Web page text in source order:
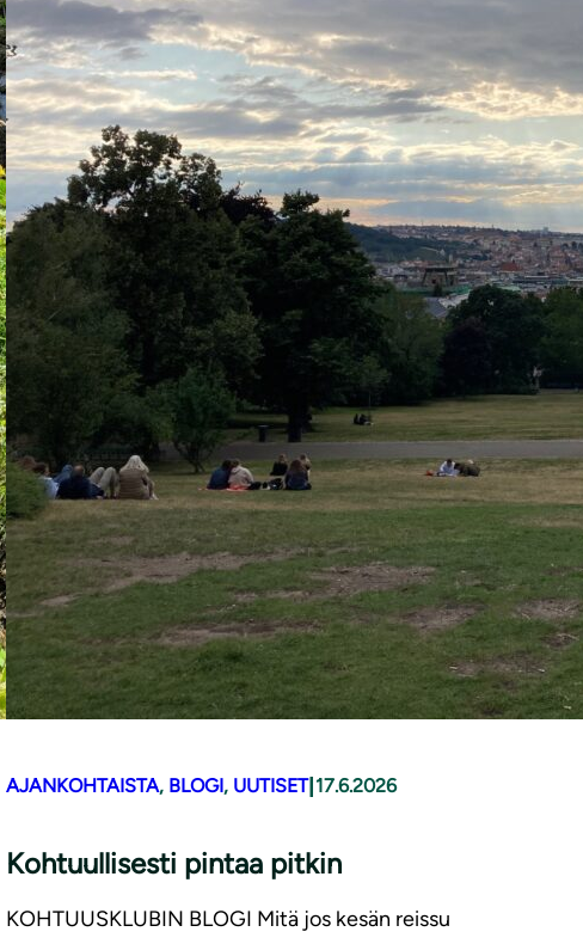
AJANKOHTAISTA, BLOGI, UUTISET| 17.6.2026
Kohtuullisesti pintaa pitkin
KOHTUUSKLUBIN BLOGI Mitä jos kesän reissu